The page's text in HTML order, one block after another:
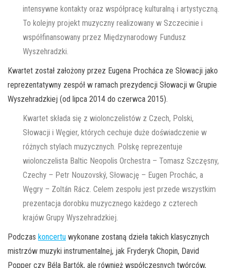
intensywne kontakty oraz współpracę kulturalną i artystyczną.
To kolejny projekt muzyczny realizowany w Szczecinie i
współfinansowany przez Międzynarodowy Fundusz
Wyszehradzki.
Kwartet został założony przez Eugena Procháca ze Słowacji jako
reprezentatywny zespół w ramach prezydencji Słowacji w Grupie
Wyszehradzkiej (od lipca 2014 do czerwca 2015).
Kwartet składa się z wiolonczelistów z Czech, Polski,
Słowacji i Węgier, których cechuje duże doświadczenie w
różnych stylach muzycznych. Polskę reprezentuje
wiolonczelista Baltic Neopolis Orchestra – Tomasz Szczęsny,
Czechy – Petr Nouzovský, Słowację – Eugen Prochác, a
Węgry – Zoltán Rácz. Celem zespołu jest przede wszystkim
prezentacja dorobku muzycznego każdego z czterech
krajów Grupy Wyszehradzkiej.
Podczas koncertu wykonane zostaną dzieła takich klasycznych
mistrzów muzyki instrumentalnej, jak Fryderyk Chopin, David
Popper czy Béla Bartók, ale również współczesnych twórców,